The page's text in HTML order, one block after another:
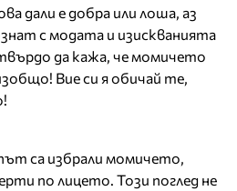
дали е добра или лоша, аз
с модата и изискванията
да кажа, че момичето
Вие си я обичай те,
са избрали момичето,
по лицето. Този поглед не